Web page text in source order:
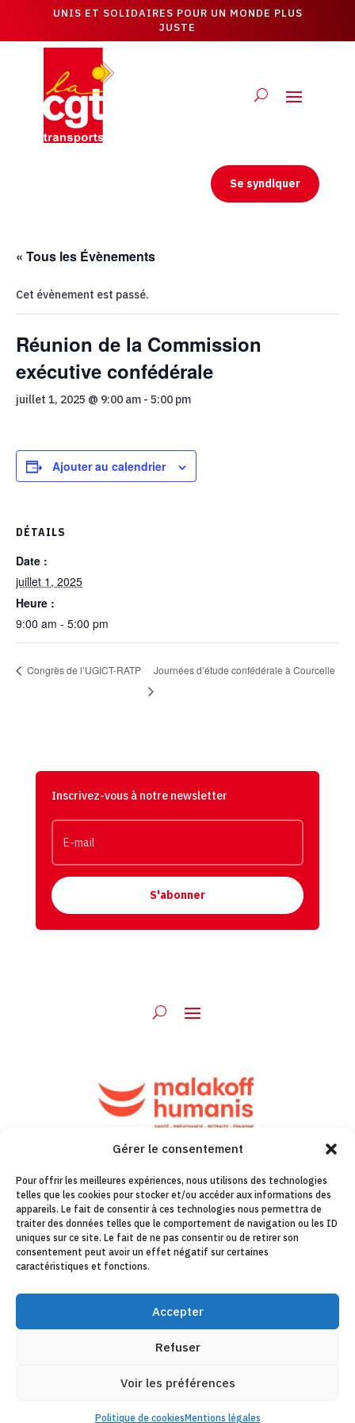
Gérer le consentement
Pour offrir les meilleures expériences, nous utilisons des technologies
telles que les cookies pour stocker et/ou accéder aux informations des
appareils. Le fait de consentir à ces technologies nous permettra de
traiter des données telles que le comportement de navigation ou les ID
uniques sur ce site. Le fait de ne pas consentir ou de retirer son
consentement peut avoir un effet négatif sur certaines
caractéristiques et fonctions.
Accepter
Refuser
Voir les préférences
Politique de cookiesMentions légales
UNIS ET SOLIDAIRES POUR UN MONDE PLUS
JUSTE
Se syndiquer
« Tous les Évènements
Cet évènement est passé.
Réunion de la Commission
exécutive confédérale
juillet 1, 2025 @ 9:00 am - 5:00 pm
Ajouter au calendrier
DÉTAILS
Date :
juillet 1, 2025
Heure :
9:00 am - 5:00 pm
Congrès de l’UGICT-RATP Journées d’étude confédérale à Courcelle
Inscrivez-vous à notre newsletter
S'abonner